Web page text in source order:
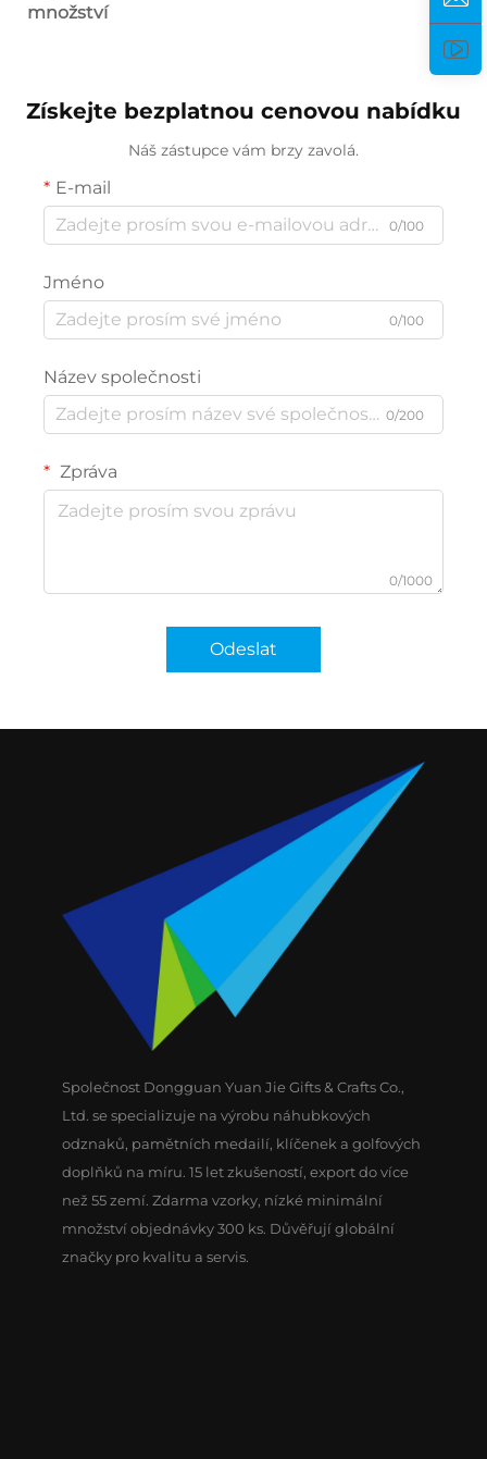
množství
Získejte bezplatnou cenovou nabídku
Náš zástupce vám brzy zavolá.
E-mail
0/100
Jméno
0/100
Název společnosti
0/200
Zpráva
0/1000
Odeslat
Společnost Dongguan Yuan Jie Gifts & Crafts Co.,
Ltd. se specializuje na výrobu náhubkových
odznaků, pamětních medailí, klíčenek a golfových
doplňků na míru. 15 let zkušeností, export do více
než 55 zemí. Zdarma vzorky, nízké minimální
množství objednávky 300 ks. Důvěřují globální
značky pro kvalitu a servis.